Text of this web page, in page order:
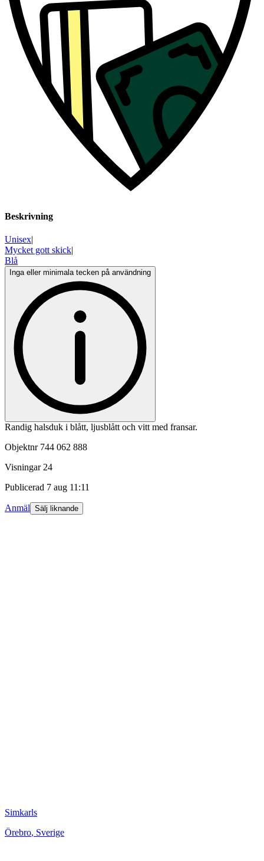
Beskrivning
Unisex|
Mycket gott skick|
Blå
Inga eller minimala tecken på användning
Randig halsduk i blått, ljusblått och vitt med fransar.
Objektnr 744 062 888
Visningar 24
Publicerad 7 aug 11:11
Anmäl Sälj liknande
Simkarls
Örebro, Sverige